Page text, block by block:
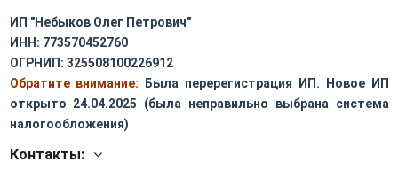
ИП "Небыков Олег Петрович"
ИНН: 773570452760
ОГРНИП: 325508100226912
Обратите внимание: Была перерегистрация ИП. Новое ИП
открыто 24.04.2025 (была неправильно выбрана система
налогообложения)
Контакты: